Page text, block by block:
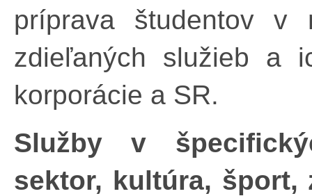
príprava študentov v
zdieľaných služieb a
korporácie a SR.
Služby v
sektor, kultúra, šport,